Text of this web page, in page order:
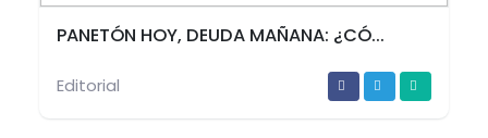
PANETÓN HOY, DEUDA MAÑANA: ¿CÓ...
Editorial